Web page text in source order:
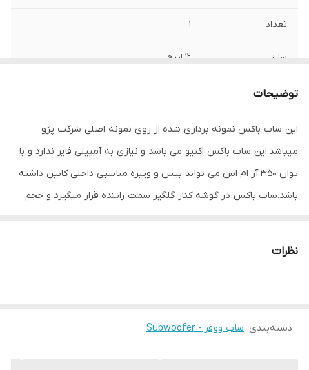
تعداد 1
سایز 12 اینچ
عمق نصب
وزن 3000 گرم
توضیحات
این ساب باکس نمونه برداری شده از روی نمونه اصلی شرکت پژو
میباشد.این ساب باکس اکتیو می باشد و نیازی به آمپیلی فایر ندارد و با
توان 350 آر ام اس می تواند بیس و ویبره مناسبی داخلی کابین داشته
باشد.ساب باکس در گوشه کنار گلگیر سمت راننده قرار میگیرد و حجم
نظرات
دسته‌بندی: ساب ووفر - Subwoofer